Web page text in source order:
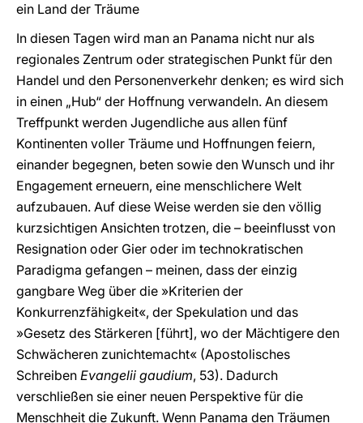
ein Land der Träume
In diesen Tagen wird man an Panama nicht nur als
regionales Zentrum oder strategischen Punkt für den
Handel und den Personenverkehr denken; es wird sich
in einen „Hub“ der Hoffnung verwandeln. An diesem
Treffpunkt werden Jugendliche aus allen fünf
Kontinenten voller Träume und Hoffnungen feiern,
einander begegnen, beten sowie den Wunsch und ihr
Engagement erneuern, eine menschlichere Welt
aufzubauen. Auf diese Weise werden sie den völlig
kurzsichtigen Ansichten trotzen, die – beeinflusst von
Resignation oder Gier oder im technokratischen
Paradigma gefangen – meinen, dass der einzig
gangbare Weg über die »Kriterien der
Konkurrenzfähigkeit«, der Spekulation und das
»Gesetz des Stärkeren [führt], wo der Mächtigere den
Schwächeren zunichtemacht« (Apostolisches
Schreiben Evangelii gaudium, 53). Dadurch
verschließen sie einer neuen Perspektive für die
Menschheit die Zukunft. Wenn Panama den Träumen